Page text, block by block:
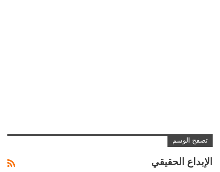
تصفح الوسم
الإبداع الحقيقي